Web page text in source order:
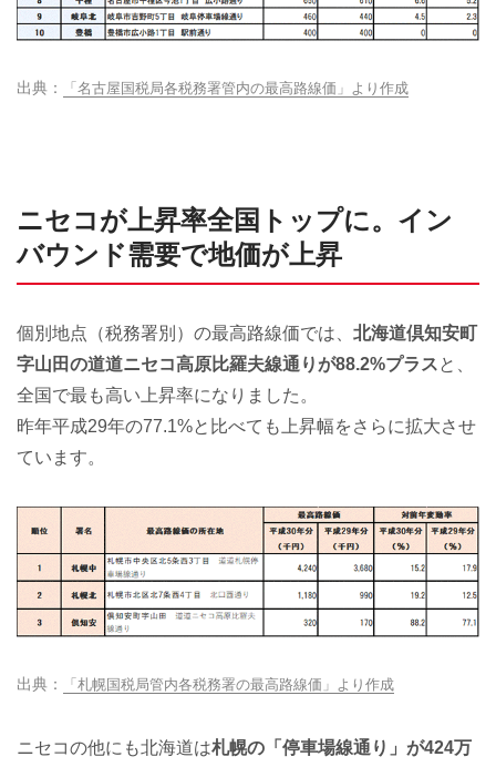
「名古屋国税局各税務署管内の最高路線価」より作成
ニセコが上昇率全国トップに。イン
バウンド需要で地価が上昇
個別地点（税務署別）の最高路線価では、 北海道倶知安町
字山田の道道ニセコ高原比羅夫線通りが88.2%プラスと、
全国で最も高い上昇率になりました。
昨年平成29年の77.1%と比べても上昇幅をさらに拡大させ
ています。
「札幌国税局管内各税務署の最高路線価」より作成
ニセコの他にも北海道は札幌の「停車場線通り」が424万